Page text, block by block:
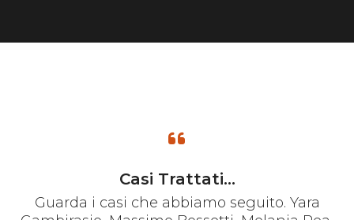
Casi Trattati...
Guarda i casi che abbiamo seguito. Yara